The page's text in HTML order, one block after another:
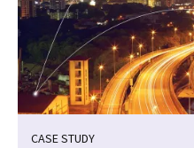
CASE STUDY